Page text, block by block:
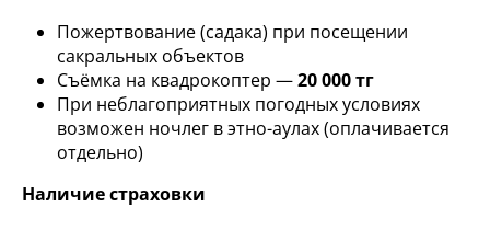
Пожертвование (садака) при посещении
сакральных объектов
Съёмка на квадрокоптер —20 000 тг
При неблагоприятных погодных условиях
возможен ночлег в этно-аулах (оплачивается
отдельно)
Наличие страховки